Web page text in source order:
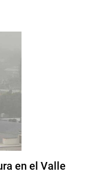
en el Valle